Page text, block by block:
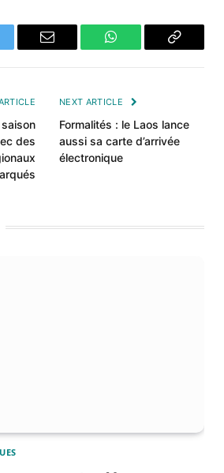
Email WhatsAppCopy
des
NEXT ARTICLE
Formalités : le Laos lance
aussi sa carte d’arrivée
électronique